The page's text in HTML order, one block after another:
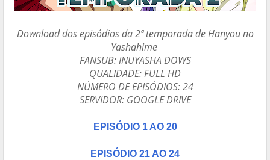
Download dos episódios da 2ª temporada de Hanyou no
Yashahime
FANSUB: INUYASHA DOWS
QUALIDADE: FULL HD
NÚMERO DE EPISÓDIOS: 24
SERVIDOR: GOOGLE DRIVE
EPISÓDIO 1 AO 20
EPISÓDIO 21 AO 24